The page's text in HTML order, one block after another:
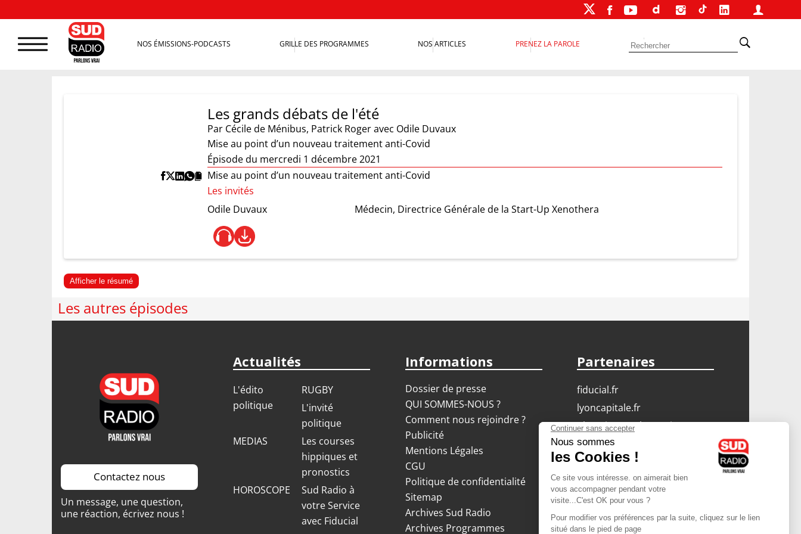
NOS ÉMISSIONS-PODCASTS GRILLE DES PROGRAMMES NOS ARTICLES PRENEZ LA PAROLE
Les grands débats de l'été
Par Cécile de Ménibus, Patrick Rogeravec Odile Duvaux
Mise au point d’un nouveau traitement anti-Covid
Épisode du mercredi 1 décembre 2021
Mise au point d’un nouveau traitement anti-Covid
Les invités
Odile Duvaux
Médecin, Directrice Générale de la Start-Up Xenothera
Afficher le résumé
Les autres épisodes
Contactez nous
Un message, une question,
une réaction, écrivez nous !
Actualités
L'édito
politique
RUGBY
L'invité
politique
MEDIAS
Les courses
hippiques et
pronostics
HOROSCOPE
Sud Radio à
votre Service
avec Fiducial
Informations
Dossier de presse
QUI SOMMES-NOUS ?
Comment nous rejoindre ?
Publicité
Mentions Légales
CGU
Politique de confidentialité
Sitemap
Archives Sud Radio
Archives Programmes
Partenaires
fiducial.fr
lyoncapitale.fr
olympique-et-lyonnais.com
L'application Iphone
/ Android
Téléchargez l'application